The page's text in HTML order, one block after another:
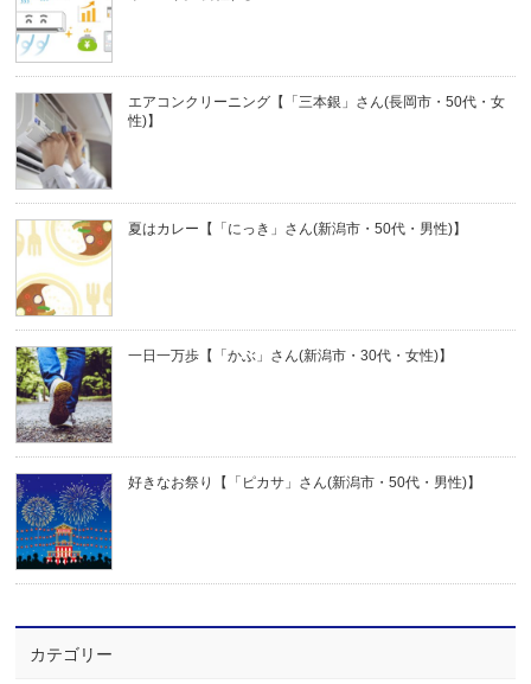
エアコンクリーニング【「三本銀」さん(長岡市・50代・女
性)】
夏はカレー【「にっき」さん(新潟市・50代・男性)】
一日一万歩【「かぶ」さん(新潟市・30代・女性)】
好きなお祭り【「ピカサ」さん(新潟市・50代・男性)】
カテゴリー